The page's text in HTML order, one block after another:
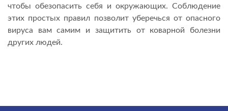
чтобы обезопасить себя и окружающих. Соблюдение
этих простых правил позволит уберечься от опасного
вируса вам самим и защитить от коварной болезни
других людей.